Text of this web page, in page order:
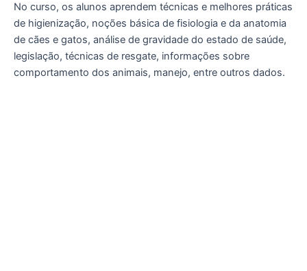
No curso, os alunos aprendem técnicas e melhores práticas
de higienização, noções básica de fisiologia e da anatomia
de cães e gatos, análise de gravidade do estado de saúde,
legislação, técnicas de resgate, informações sobre
comportamento dos animais, manejo, entre outros dados.